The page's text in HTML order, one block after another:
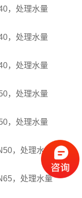
，处理水量
，处理水量
，处理水量
，处理水量
，处理水量
，处理水量
，处理水量